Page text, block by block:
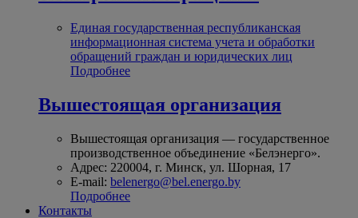
Единая государственная республиканская
информационная система учета и обработки
обращений граждан и юридических лиц
Подробнее
Вышестоящая организация
Вышестоящая организация — государственное
производственное объединение «Белэнерго».
Адрес: 220004, г. Минск, ул. Шорная, 17
E-mail: belenergo@bel.energo.by
Подробнее
Контакты